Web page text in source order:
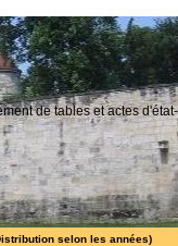
de tables et actes
selon les années)